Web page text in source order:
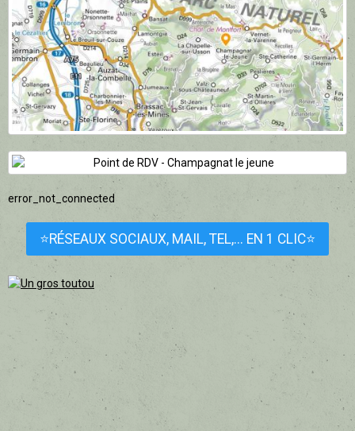
error_not_connected
⭐RÉSEAUX SOCIAUX, MAIL, TEL,... EN 1 CLIC⭐